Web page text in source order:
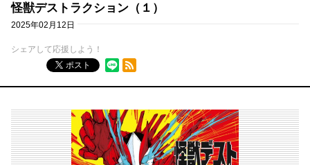
怪獣デストラクション（１）
2025年02月12日
シェアして応援しよう！
ポスト
RSSフィード